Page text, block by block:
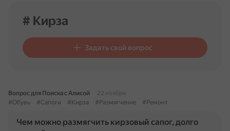
# Кирза
Задать свой вопрос
Вопрос для Поиска с Алисой
22 ноября
#Обувь
#Сапоги #Кирза #Размягчение #Ремонт
Чем можно размягчить кирзовый сапог, долго